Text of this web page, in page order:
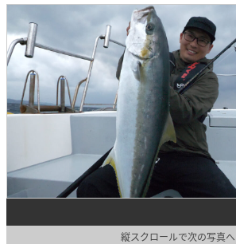
縦スクロールで次の写真へ